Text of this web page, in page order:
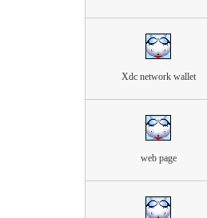
Xdc network wallet
web page